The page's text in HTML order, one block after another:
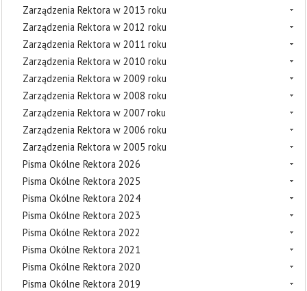
Zarządzenia Rektora w 2013 roku
Zarządzenia Rektora w 2012 roku
Zarządzenia Rektora w 2011 roku
Zarządzenia Rektora w 2010 roku
Zarządzenia Rektora w 2009 roku
Zarządzenia Rektora w 2008 roku
Zarządzenia Rektora w 2007 roku
Zarządzenia Rektora w 2006 roku
Zarządzenia Rektora w 2005 roku
Pisma Okólne Rektora 2026
Pisma Okólne Rektora 2025
Pisma Okólne Rektora 2024
Pisma Okólne Rektora 2023
Pisma Okólne Rektora 2022
Pisma Okólne Rektora 2021
Pisma Okólne Rektora 2020
Pisma Okólne Rektora 2019